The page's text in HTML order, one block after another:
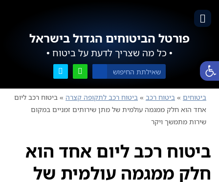
פורטל הביטוחים הגדול בישראל
• כל מה שצריך לדעת על ביטוח •
ביטוחים » ביטוח רכב » ביטוח רכב לתקופה קצרה » ביטוח רכב ליום
אחד הוא חלק ממגמה עולמית של מתן שירותים זמניים במקום
שירות מתמשך ויקר
ביטוח רכב ליום אחד הוא
חלק ממגמה עולמית של
פתח סרגל נגישות